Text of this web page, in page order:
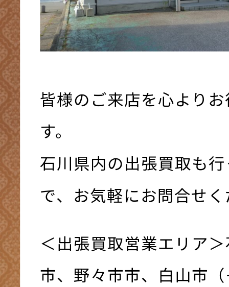
皆様のご来店を心より
す。
石川県内の出張買取も
で、お気軽にお問合せ
＜出張買取営業エリア
市、野々市市、白山市